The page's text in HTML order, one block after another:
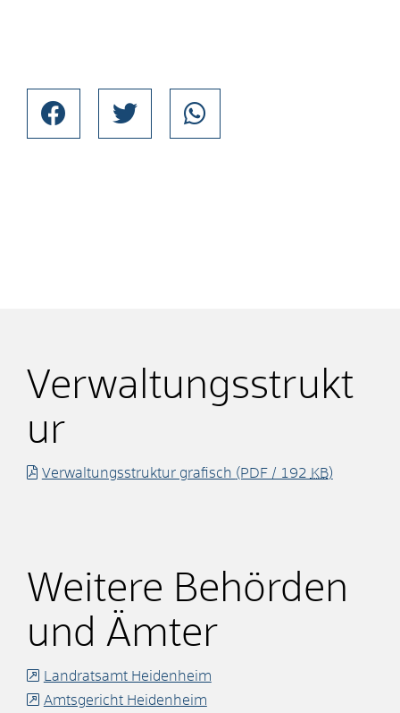
Verwaltungsstrukt
ur
Verwaltungsstruktur grafisch (PDF / 192 KB)
Weitere Behörden
und Ämter
Landratsamt Heidenheim
Amtsgericht Heidenheim